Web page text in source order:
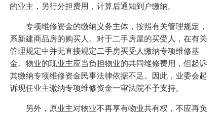
的业主，另行分担费用，计算后通知到户缴纳。
专项维修资金的缴纳义务主体，按照有关管理规定，
系新建商品房的购买人。对于二手房屋的买受人，在有关
管理规定中并无直接规定二手房买受人缴纳专项维修基
金。物业的现业主应当负担物业的共同维修费用，但起诉
其缴纳专项维修资金民事法律依据不足。因此，业委会起
诉现任业主缴纳专项维修资金一审法院不予支持。
另外，原业主对物业不再享有物业共有权，不应再负